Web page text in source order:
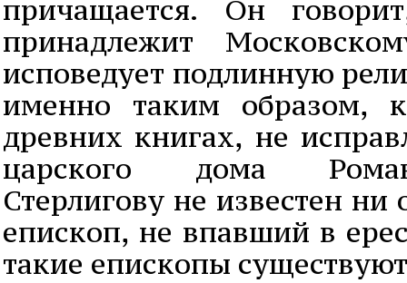
причащается. Он
принадлежит
исповедует подлинную
именно таким образом,
древних книгах, не
царского дома
Стерлигову не известен
епископ, не впавший в
такие епископы